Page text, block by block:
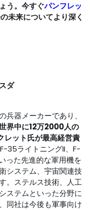
う。今すぐパンフレッ
未来についてより深く
ダ
兵器メーカーであり、
界中に12万2000人の
レット氏が最高経営責
35ライトニングII、F-
った先進的な軍用機を
システム、宇宙関連技
。ステルス技術、人工
ステムといった分野に
同社は今後も軍事向け